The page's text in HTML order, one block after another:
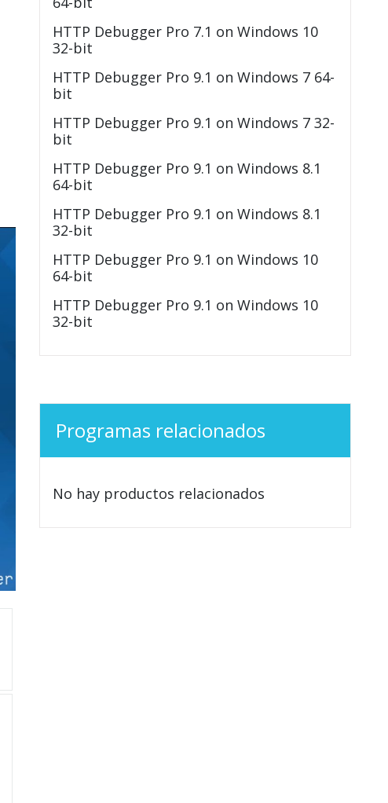
HTTP Debugger Pro 7.1 on Windows 10
32-bit
HTTP Debugger Pro 9.1 on Windows 7 64-
bit
HTTP Debugger Pro 9.1 on Windows 7 32-
bit
HTTP Debugger Pro 9.1 on Windows 8.1
64-bit
HTTP Debugger Pro 9.1 on Windows 8.1
32-bit
HTTP Debugger Pro 9.1 on Windows 10
64-bit
HTTP Debugger Pro 9.1 on Windows 10
32-bit
Programas relacionados
No hay productos relacionados